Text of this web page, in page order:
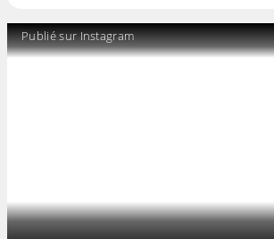
Publié sur Instagram